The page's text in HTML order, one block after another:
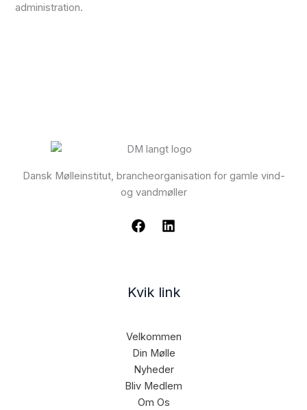
administration.
Dansk Mølleinstitut, brancheorganisation for gamle vind-
og vandmøller
Kvik link
Velkommen
Din Mølle
Nyheder
Bliv Medlem
Om Os